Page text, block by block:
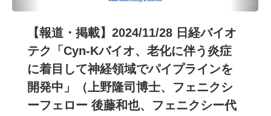
【報道・掲載】2024/11/28 日経バイオ
テク「Cyn-Kバイオ、老化に伴う炎症
に着目して神経領域でパイプラインを
開発中」（上野隆司博士、フェニクシ
ーフェロー 後藤和也、フェニクシー代